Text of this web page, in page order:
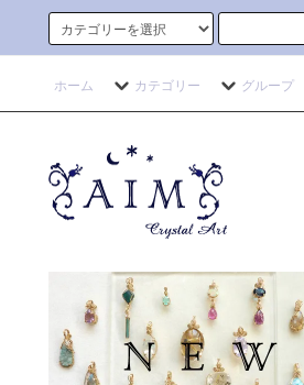
ホーム カテゴリー グループ